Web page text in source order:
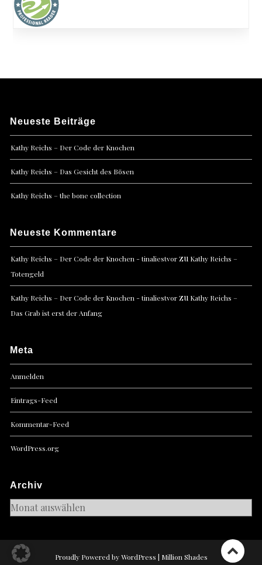
Neueste Beiträge
Kathy Reichs – Der Code der Knochen
Kathy Reichs – Das Gesicht des Bösen
Kathy Reichs – the bone collection
Neueste Kommentare
Kathy Reichs – Der Code der Knochen - tinaliestvorzu Kathy Reichs –
Totengeld
Kathy Reichs – Der Code der Knochen - tinaliestvorzu Kathy Reichs –
Das Grab ist erst der Anfang
Meta
Anmelden
Eintrags-Feed
Kommentar-Feed
WordPress.org
Archiv
Archiv
Proudly Powered by WordPress | Million Shades